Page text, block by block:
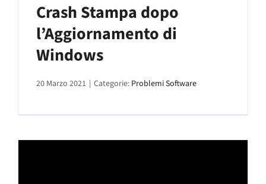
Crash Stampa dopo
l’Aggiornamento di
Windows
20 Marzo 2021 | Categorie: Problemi Software